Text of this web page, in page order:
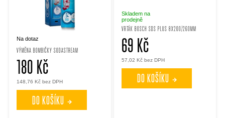
í
p
r
VÝMĚNA BOMBIČKY SODASTREAM
Na dotaz
148,76 Kč bez DPH
180 Kč
DO KOŠÍKU
VRTÁK BOSCH SDS PLUS 8X200/260MM
Skladem na
prodejně
57,02 Kč bez DPH
69 Kč
DO KOŠÍKU